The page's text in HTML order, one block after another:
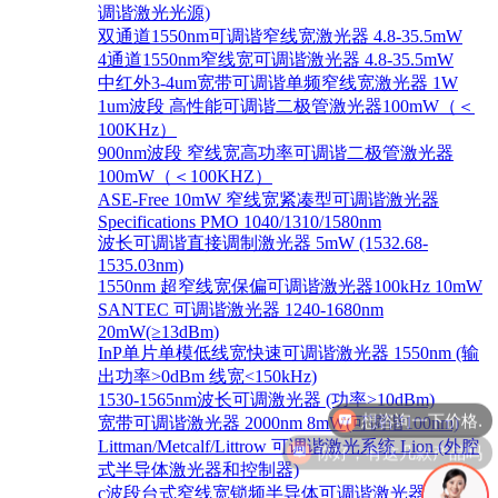
调谐激光光源)
双通道1550nm可调谐窄线宽激光器 4.8-35.5mW
4通道1550nm窄线宽可调谐激光器 4.8-35.5mW
中红外3-4um宽带可调谐单频窄线宽激光器 1W
1um波段 高性能可调谐二极管激光器100mW（＜
100KHz）
900nm波段 窄线宽高功率可调谐二极管激光器
100mW（＜100KHZ）
ASE-Free 10mW 窄线宽紧凑型可调谐激光器
Specifications PMO 1040/1310/1580nm
波长可调谐直接调制激光器 5mW (1532.68-
1535.03nm)
1550nm 超窄线宽保偏可调谐激光器100kHz 10mW
SANTEC 可调谐激光器 1240-1680nm
20mW(≥13dBm)
InP单片单模低线宽快速可调谐激光器 1550nm (输
出功率>0dBm 线宽<150kHz)
1530-1565nm波长可调激光器 (功率>10dBm)
宽带可调谐激光器 2000nm 8mW(可调谐100nm)
Littman/Metcalf/Littrow 可调谐激光系统 Lion (外腔
式半导体激光器和控制器)
c波段台式窄线宽锁频半导体可调谐激光器 1528-
你好，有这几款产品吗